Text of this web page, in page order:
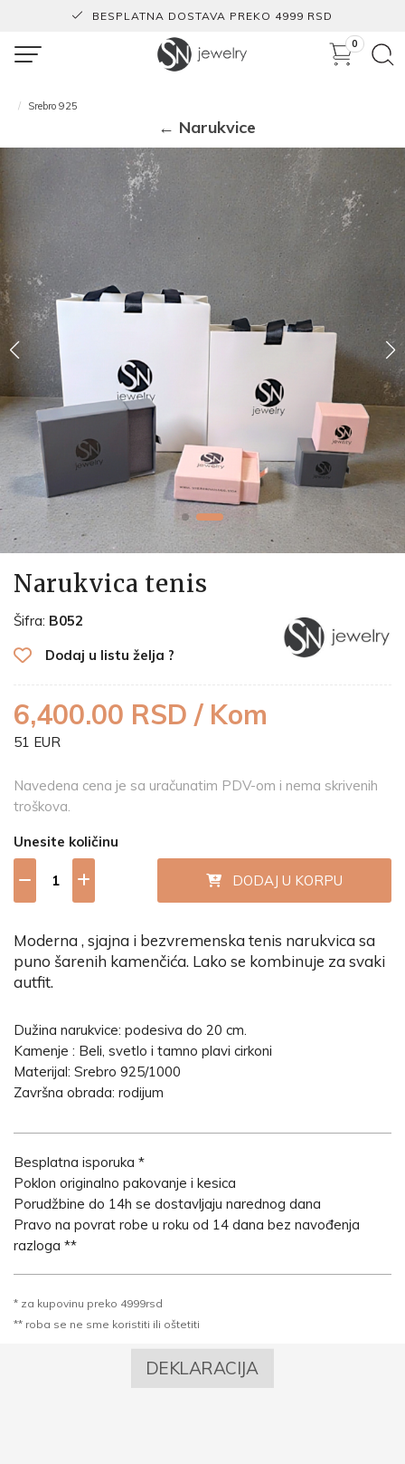
BESPLATNA DOSTAVA PREKO 4999 RSD
0
Srebro 925
← Narukvice
Narukvica tenis
Šifra: B052
Dodaj u listu želja ?
6,400.00 RSD / Kom
51 EUR
Navedena cena je sa uračunatim PDV-om i nema skrivenih
troškova.
Unesite količinu
DODAJ U KORPU
Moderna , sjajna i bezvremenska tenis narukvica sa
puno šarenih kamenčića. Lako se kombinuje za svaki
autfit.
Dužina narukvice: podesiva do 20 cm.
Kamenje : Beli, svetlo i tamno plavi cirkoni
Materijal: Srebro 925/1000
Završna obrada: rodijum
Besplatna isporuka *
Poklon originalno pakovanje i kesica
Porudžbine do 14h se dostavljaju narednog dana
Pravo na povrat robe u roku od 14 dana bez navođenja
razloga **
* za kupovinu preko 4999rsd
** roba se ne sme koristiti ili oštetiti
DEKLARACIJA